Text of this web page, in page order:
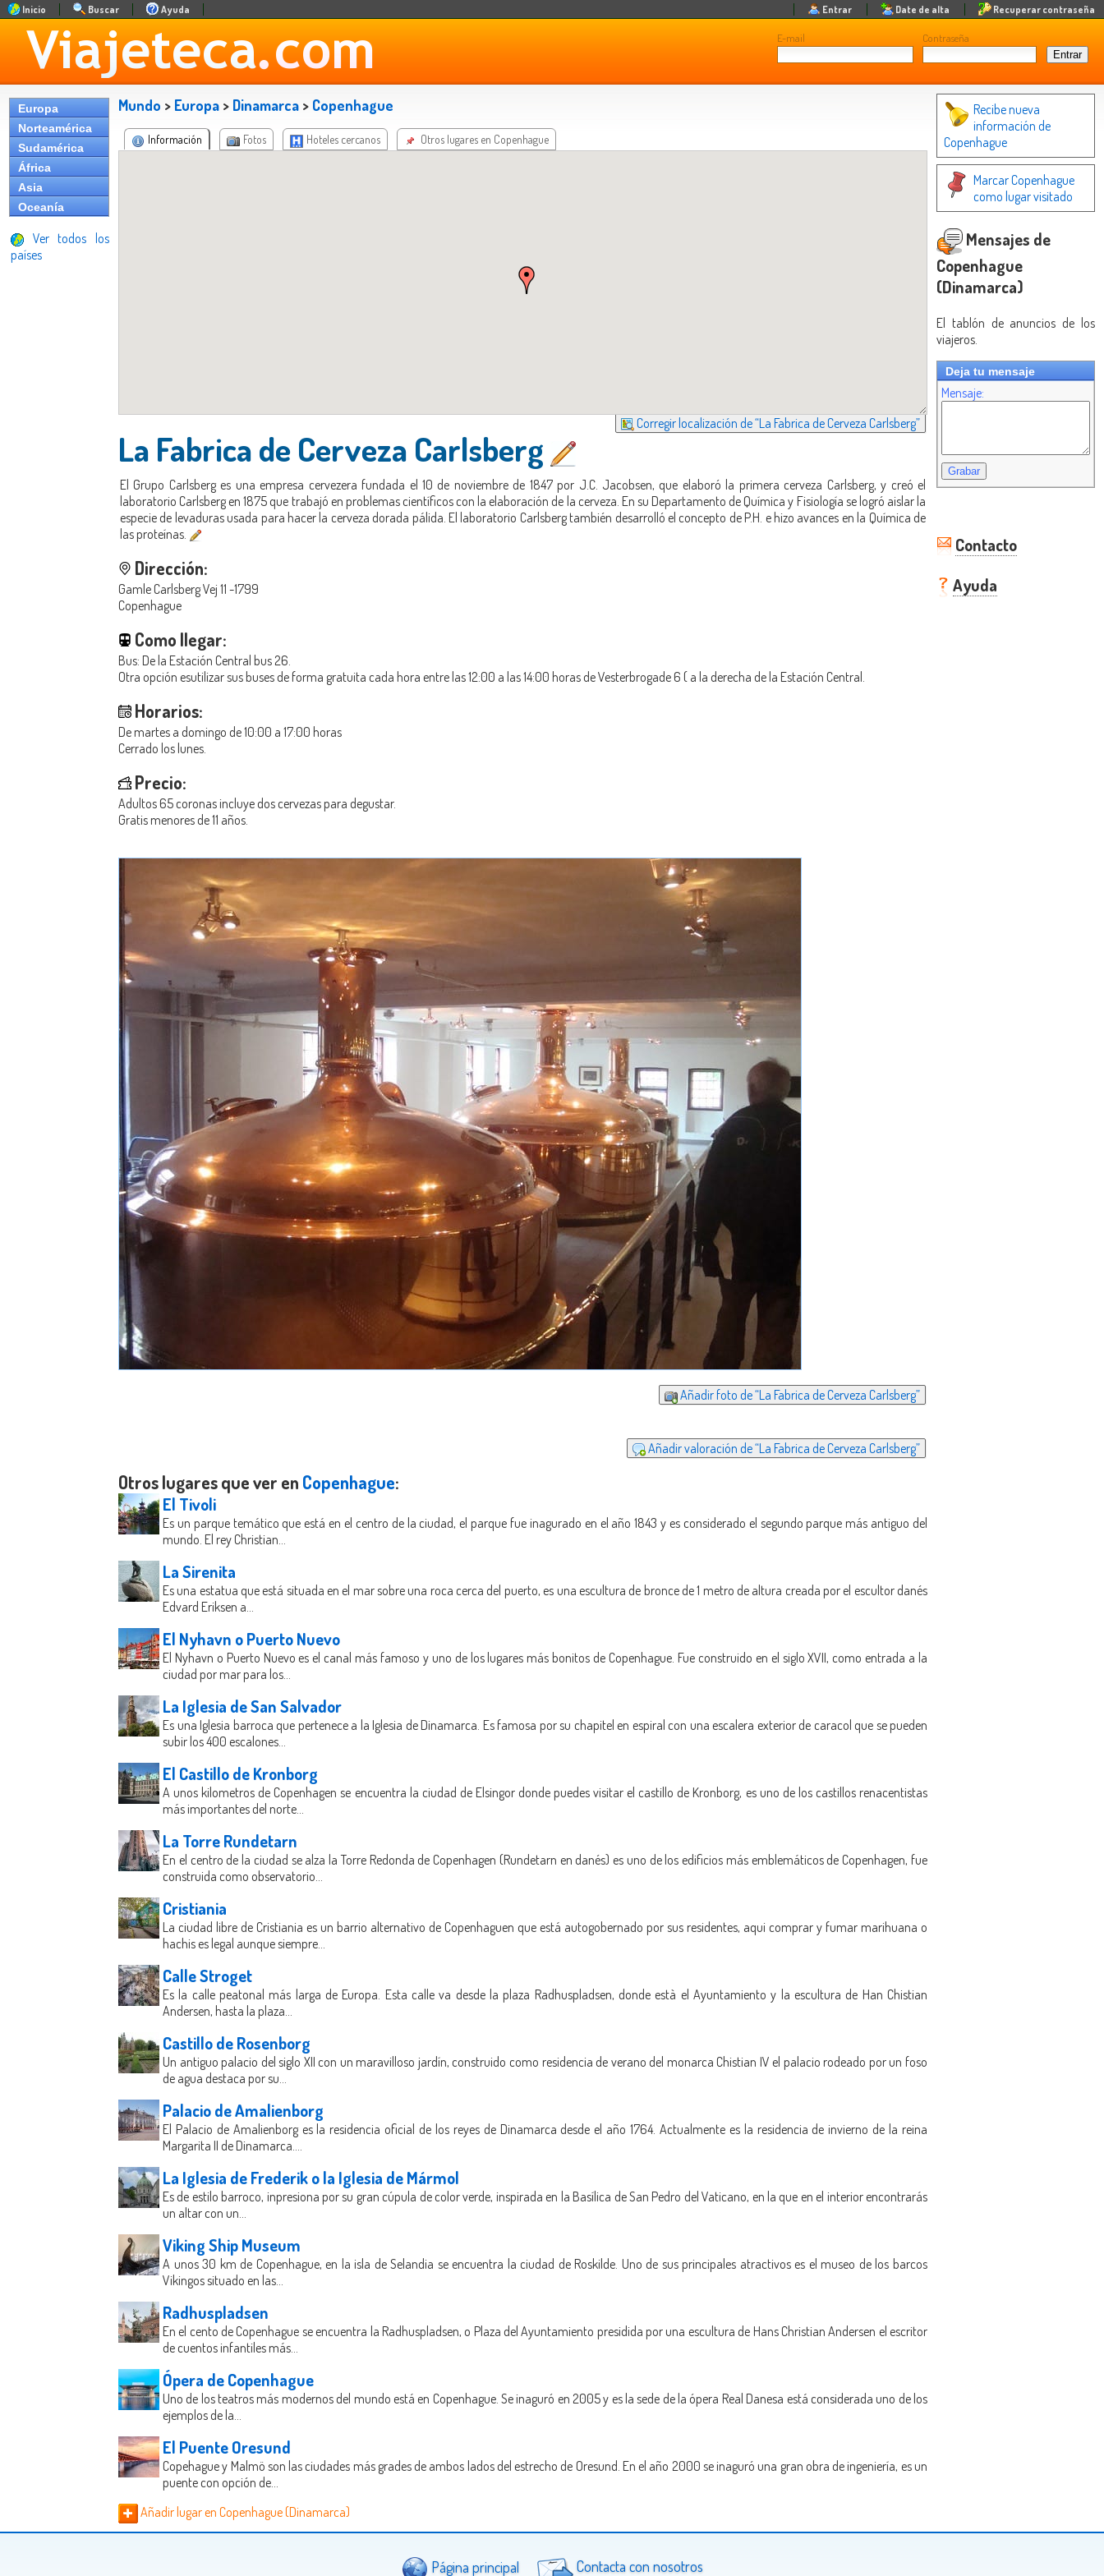
E-mail Contraseña
Inicio Buscar Ayuda Entrar Date de alta Recuperar contraseña
Europa
Norteamérica
Sudamérica
África
Asia
Oceanía
Ver todos los
países
Mundo > Europa > Dinamarca > Copenhague
Información Fotos Hoteles cercanos Otros lugares en Copenhague
Corregir localización de “La Fabrica de Cerveza Carlsberg”
La Fabrica de Cerveza Carlsberg
El Grupo Carlsberg es una empresa cervezera fundada el 10 de noviembre de 1847 por J.C. Jacobsen, que elaboró la primera cerveza Carlsberg, y creó el
laboratorio Carlsberg en 1875 que trabajó en problemas científicos con la elaboración de la cerveza. En su Departamento de Química y Fisiología se logró aislar la
especie de levaduras usada para hacer la cerveza dorada pálida. El laboratorio Carlsberg también desarrolló el concepto de P.H. e hizo avances en la Química de
las proteínas.
Dirección:
Gamle Carlsberg Vej 11 -1799
Copenhague
Como llegar:
Bus: De la Estación Central bus 26.
Otra opción esutilizar sus buses de forma gratuita cada hora entre las 12:00 a las 14:00 horas de Vesterbrogade 6 ( a la derecha de la Estación Central.
Horarios:
De martes a domingo de 10:00 a 17:00 horas
Cerrado los lunes.
Precio:
Adultos 65 coronas incluye dos cervezas para degustar.
Gratis menores de 11 años.
Añadir foto de “La Fabrica de Cerveza Carlsberg”
Añadir valoración de “La Fabrica de Cerveza Carlsberg”
Otros lugares que ver en Copenhague:
El Tivoli
Es un parque temático que está en el centro de la ciudad, el parque fue inagurado en el año 1843 y es considerado el segundo parque más antiguo del
mundo. El rey Christian...
La Sirenita
Es una estatua que está situada en el mar sobre una roca cerca del puerto, es una escultura de bronce de 1 metro de altura creada por el escultor danés
Edvard Eriksen a...
El Nyhavn o Puerto Nuevo
El Nyhavn o Puerto Nuevo es el canal más famoso y uno de los lugares más bonitos de Copenhague. Fue construido en el siglo XVII, como entrada a la
ciudad por mar para los...
La Iglesia de San Salvador
Es una Iglesia barroca que pertenece a la Iglesia de Dinamarca. Es famosa por su chapitel en espiral con una escalera exterior de caracol que se pueden
subir los 400 escalones...
El Castillo de Kronborg
A unos kilometros de Copenhagen se encuentra la ciudad de Elsingor donde puedes visitar el castillo de Kronborg, es uno de los castillos renacentistas
más importantes del norte...
La Torre Rundetarn
En el centro de la ciudad se alza la Torre Redonda de Copenhagen (Rundetarn en danés) es uno de los edificios más emblemáticos de Copenhagen, fue
construida como observatorio...
Cristiania
La ciudad libre de Cristiania es un barrio alternativo de Copenhaguen que está autogobernado por sus residentes, aqui comprar y fumar marihuana o
hachis es legal aunque siempre...
Calle Stroget
Es la calle peatonal más larga de Europa. Esta calle va desde la plaza Radhuspladsen, donde està el Ayuntamiento y la escultura de Han Chistian
Andersen, hasta la plaza...
Castillo de Rosenborg
Un antiguo palacio del siglo XII con un maravilloso jardín, construido como residencia de verano del monarca Chistian IV el palacio rodeado por un foso
de agua destaca por su...
Palacio de Amalienborg
El Palacio de Amalienborg es la residencia oficial de los reyes de Dinamarca desde el año 1764. Actualmente es la residencia de invierno de la reina
Margarita II de Dinamarca....
La Iglesia de Frederik o la Iglesia de Mármol
Es de estilo barroco, inpresiona por su gran cúpula de color verde, inspirada en la Basílica de San Pedro del Vaticano, en la que en el interior encontrarás
un altar con un...
Viking Ship Museum
A unos 30 km de Copenhague, en la isla de Selandia se encuentra la ciudad de Roskilde. Uno de sus principales atractivos es el museo de los barcos
Vikingos situado en las...
Radhuspladsen
En el cento de Copenhague se encuentra la Radhuspladsen, o Plaza del Ayuntamiento presidida por una escultura de Hans Christian Andersen el escritor
de cuentos infantiles más...
Ópera de Copenhague
Uno de los teatros más modernos del mundo está en Copenhague. Se inaguró en 2005 y es la sede de la ópera Real Danesa está considerada uno de los
ejemplos de la...
El Puente Oresund
Copehague y Malmö son las ciudades más grades de ambos lados del estrecho de Oresund. En el año 2000 se inaguró una gran obra de ingeniería, es un
puente con opción de...
Añadir lugar en Copenhague (Dinamarca)
Recibe nueva
información de
Copenhague
Marcar Copenhague
como lugar visitado
Mensajes de
Copenhague
(Dinamarca)
El tablón de anuncios de los
viajeros.
Deja tu mensaje
Mensaje:
Contacto
Ayuda
Página principal Contacta con nosotros